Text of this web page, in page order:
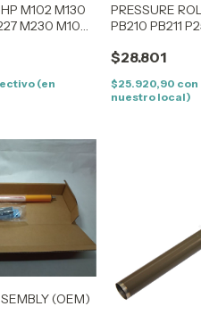
M102 M130
M230 M104
(en
PRESSURE
PB210 PB211
$28.801
$25.920,90 con
nuestro local)
(OEM)